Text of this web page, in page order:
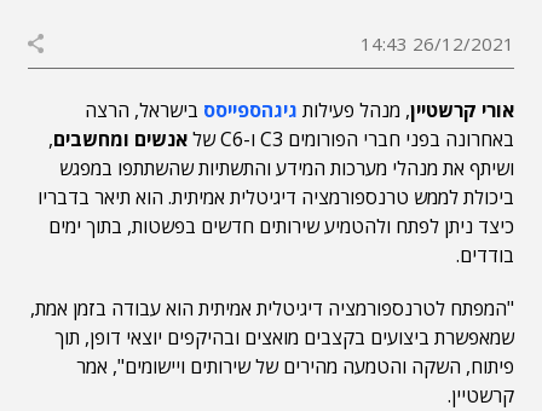
26/12/2021 14:43
אורי קרשטיין, מנהל פעילות גיגהספייסס בישראל, הרצה
באחרונה בפני חברי הפורומים C3 ו-C6 של
אנשים ומחשבים,
ושיתף את מנהלי מערכות המידע והתשתיות שהשתתפו במפגש
ביכולת לממש טרנספורמציה דיגיטלית אמיתית. הוא תיאר בדבריו
כיצד ניתן לפתח ולהטמיע שירותים חדשים בפשטות, בתוך ימים
בודדים.
"המפתח לטרנספורמציה דיגיטלית אמיתית הוא עבודה בזמן אמת,
שמאפשרת ביצועים בקצבים מואצים ובהיקפים יוצאי דופן, תוך
פיתוח, השקה והטמעה מהירים של שירותים ויישומים", אמר
קרשטיין.